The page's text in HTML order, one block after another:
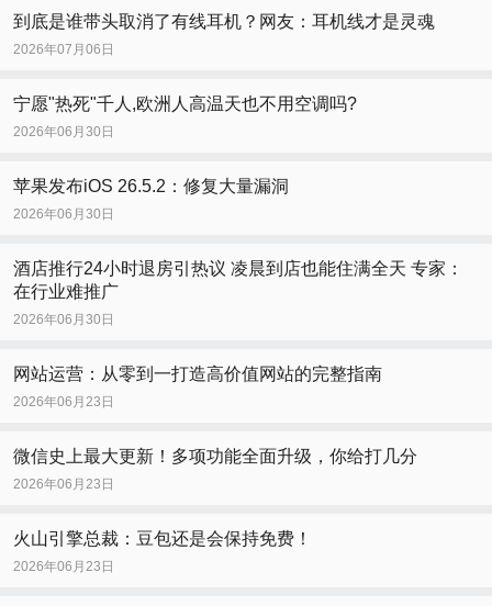
到底是谁带头取消了有线耳机？网友：耳机线才是灵魂
2026年07月06日
宁愿"热死"千人,欧洲人高温天也不用空调吗?
2026年06月30日
苹果发布iOS 26.5.2：修复大量漏洞
2026年06月30日
酒店推行24小时退房引热议 凌晨到店也能住满全天 专家：
在行业难推广
2026年06月30日
网站运营：从零到一打造高价值网站的完整指南
2026年06月23日
微信史上最大更新！多项功能全面升级，你给打几分
2026年06月23日
火山引擎总裁：豆包还是会保持免费！
2026年06月23日